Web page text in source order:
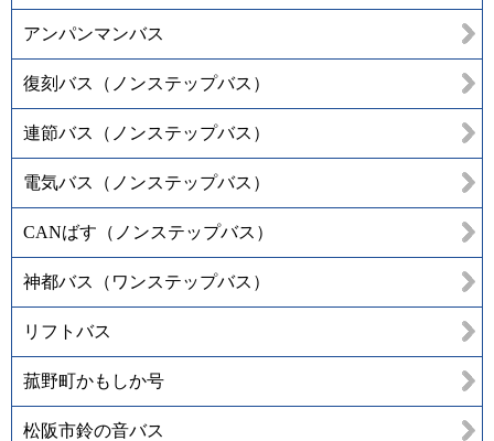
アンパンマンバス
復刻バス（ノンステップバス）
連節バス（ノンステップバス）
電気バス（ノンステップバス）
CANばす（ノンステップバス）
神都バス（ワンステップバス）
リフトバス
菰野町かもしか号
松阪市鈴の音バス